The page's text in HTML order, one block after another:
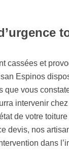
cassées et
Espinos
que vous
intervenir
de votre
devis, nos
dans